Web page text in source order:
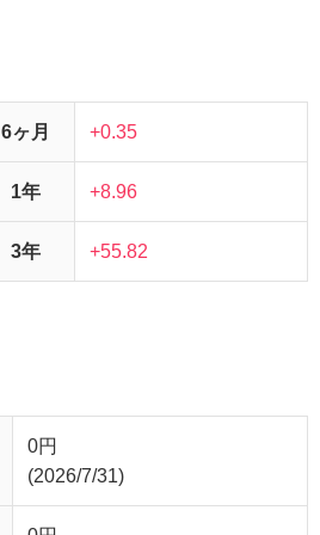
6ヶ月 +0.35
1年 +8.96
3年 +55.82
0円
(2026/7/31)